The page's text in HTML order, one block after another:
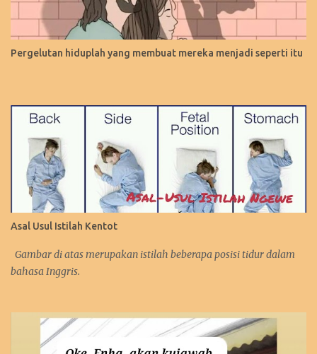
Pergelutan hiduplah yang membuat mereka menjadi seperti itu
Asal Usul Istilah Kentot
Gambar di atas merupakan istilah beberapa posisi tidur dalam
bahasa Inggris.